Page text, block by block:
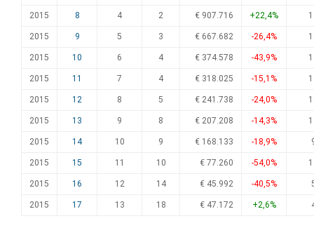
2015 8 4 2 € 907.716 +22,4%
2015 9 5 3 € 667.682 -26,4%
2015 10 6 4 € 374.578 -43,9%
2015 11 7 4 € 318.025 -15,1%
2015 12 8 5 € 241.738 -24,0%
2015 13 9 8 € 207.208 -14,3%
2015 14 10 9 € 168.133 -18,9%
2015 15 11 10 € 77.260 -54,0%
2015 16 12 14 € 45.992 -40,5%
2015 17 13 18 € 47.172 +2,6%